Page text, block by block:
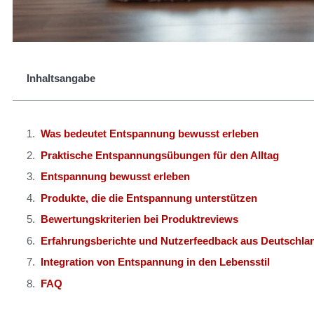
Inhaltsangabe
Was bedeutet Entspannung bewusst erleben
Praktische Entspannungsübungen für den Alltag
Entspannung bewusst erleben
Produkte, die die Entspannung unterstützen
Bewertungskriterien bei Produktreviews
Erfahrungsberichte und Nutzerfeedback aus
Integration von Entspannung in den Lebensstil
FAQ